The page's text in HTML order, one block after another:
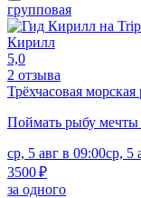
групповая
Кирилл
5,0
2 отзыва
Трёхчасовая
Поймать рыбу мечты
ср, 5 авг в 09:00ср, 5
3500 ₽
за одного